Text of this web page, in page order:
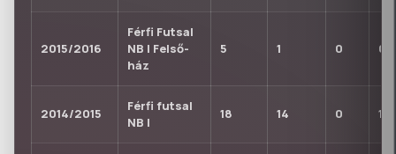
2015/2016
Férfi Futsal
NB I Felső-
ház
5 1 0 0
2014/2015
Férfi futsal
NB I
18 14 0 1